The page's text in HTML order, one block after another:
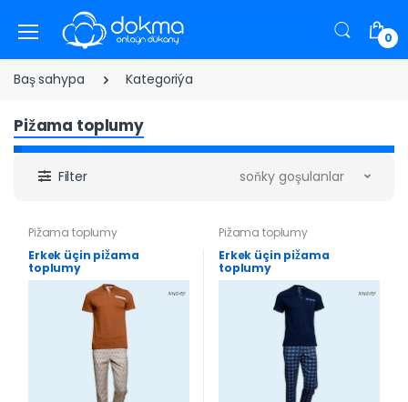
0
Baş sahypa Kategoriýa
Pižama toplumy
Filter soňky goşulanlar
Pižama toplumy
Erkek üçin pižama
toplumy
Pižama toplumy
Erkek üçin pižama
toplumy